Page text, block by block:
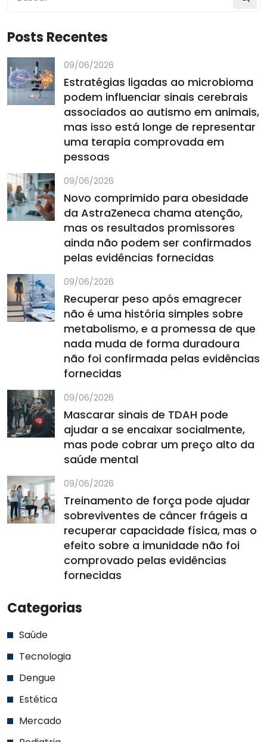
Posts Recentes
09/06/2026
Estratégias ligadas ao microbioma
podem influenciar sinais cerebrais
associados ao autismo em animais,
mas isso está longe de representar
uma terapia comprovada em
pessoas
09/06/2026
Novo comprimido para obesidade
da AstraZeneca chama atenção,
mas os resultados promissores
ainda não podem ser confirmados
pelas evidências fornecidas
09/06/2026
Recuperar peso após emagrecer
não é uma história simples sobre
metabolismo, e a promessa de que
nada muda de forma duradoura
não foi confirmada pelas evidências
fornecidas
09/06/2026
Mascarar sinais de TDAH pode
ajudar a se encaixar socialmente,
mas pode cobrar um preço alto da
saúde mental
09/06/2026
Treinamento de força pode ajudar
sobreviventes de câncer frágeis a
recuperar capacidade física, mas o
efeito sobre a imunidade não foi
comprovado pelas evidências
fornecidas
Categorias
Saúde
Tecnologia
Dengue
Estética
Mercado